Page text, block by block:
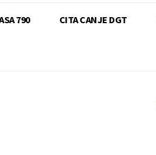
790 CITA CANJE DGT